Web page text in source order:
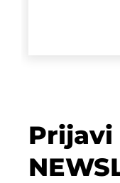
Prijavi